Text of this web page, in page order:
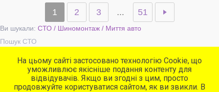
1 2 3 ... 51
Ви шукали: СТО / Шиномонтаж / Миття авто
Пошук СТО
Популярні сервіси
СТО
Автомийки
На цьому сайті застосовано технологію Cookie, що
уможливлює якісніше подання контенту для
відвідувачів. Якщо ви згодні з цим, просто
продовжуйте користуватися сайтом, як ви звикли. В